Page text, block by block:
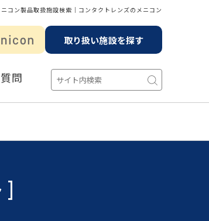
コン製品取扱施設検索│コンタクトレンズのメニコン
取り扱い施設を探す
問
]